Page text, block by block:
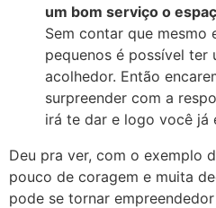
um bom serviço o
Sem contar que mesmo
pequenos é possível ter
acolhedor. Então
surpreender com a
irá te dar e logo você já
Deu pra ver, com o exemplo
pouco de coragem e muita
pode se tornar